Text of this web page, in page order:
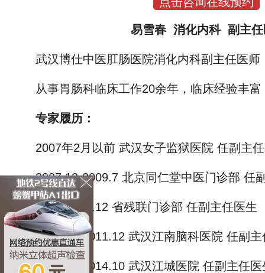
易雪春 消化内科 副主任
武汉博仕中医肛肠医院消化内科副主任医师
从事胃肠科临床工作20余年，临床经验丰富
专家履历：
2007年2月以前 武汉女子监狱医院 任副主任
2007.12-2009.7 北京同仁堂中医门诊部 任
2009-2010.12 省残联门诊部 任副主任医生
2010.12-2011.12 武汉江南脑科医院 任副主
2011.12-2014.10 武汉江城医院 任副主任医